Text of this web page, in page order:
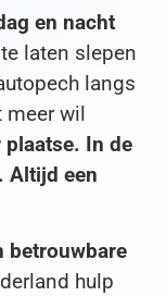
en nacht
laten slepen
langs
meer wil
In de
Altijd een
betrouwbare
hulp